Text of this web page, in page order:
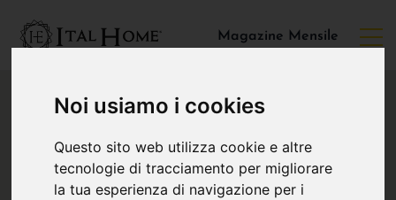
Noi usiamo i cookies
Questo sito web utilizza cookie e altre
tecnologie di tracciamento per migliorare
la tua esperienza di navigazione per i
Magazine Mensile